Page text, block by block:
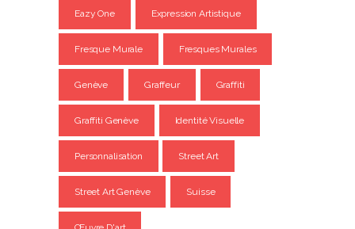
Eazy One Expression Artistique
Fresque Murale Fresques Murales
Genève Graffeur Graffiti
Graffiti Genève Identité Visuelle
Personnalisation Street Art
Street Art Genève Suisse